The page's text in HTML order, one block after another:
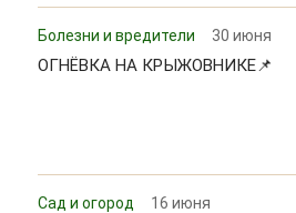
Болезни и вредители 30 июня
ОГНЁВКА НА КРЫЖОВНИКЕ📌
Сад и огород 16 июня